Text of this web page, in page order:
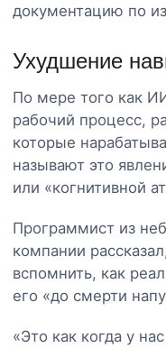
документацию по
Ухудшение
По мере того как
рабочий процесс,
которые
называют это
или «когнитивной
Программист из
компании
вспомнить, как
его «до смерти
«Это как когда у